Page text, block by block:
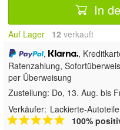
In
Auf Lager 12 verkauft
,
,
Ratenzahlung,
per Überweisung
Zustellung: Do, 13. Aug. bis
Verkäufer: Lackierte-Autoteile
100%